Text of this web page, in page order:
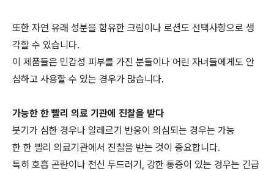
또한 자연 유래 성분을 함유한 크림이나 로션도 선택사항으로 생
각할 수 있습니다.
이 제품들은 민감성 피부를 가진 분들이나 어린 자녀들에게도 안
심하고 사용할 수 있는 경우가 많습니다.
가능한 한 빨리 의료 기관에 진찰을 받다
붓기가 심한 경우나 알레르기 반응이 의심되는 경우는 가능
한 한 빨리 의료기관에서 진찰을 받는 것이 중요합니다.
특히 호흡 곤란이나 전신 두드러기, 강한 통증이 있는 경우는 긴급